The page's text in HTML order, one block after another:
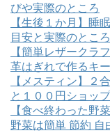
びや実際のところ
【生後１か月】睡
目安と実際のところ
【簡単レザークラ
革はぎれで作るキ
【メスティン】２
と１００円ショッ
【食べ終わった野
野菜は簡単 節約 自